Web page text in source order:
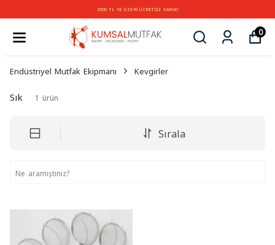
3500 TL VE ÜZERİ ÜCRETSİZ KARGO
0
Endüstriyel Mutfak Ekipmanı Kevgirler
Sık 1 ürün
Sırala